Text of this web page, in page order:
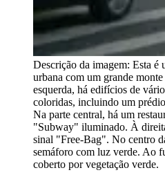
Descrição da imagem: Esta é
urbana com um grande
esquerda, há edifícios de
coloridas, incluindo um
Na parte central, há um
"Subway" iluminado. À
sinal "Free-Bag". No centro
semáforo com luz verde. Ao
coberto por vegetação verde.